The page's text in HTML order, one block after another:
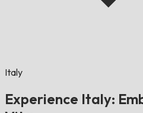
Italy
Experience Italy: